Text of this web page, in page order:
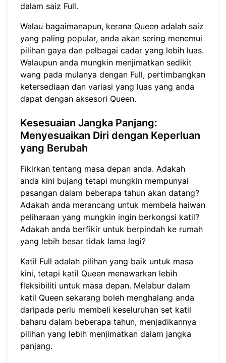
dalam saiz Full.
Walau bagaimanapun, kerana Queen adalah saiz
yang paling popular, anda akan sering menemui
pilihan gaya dan pelbagai cadar yang lebih luas.
Walaupun anda mungkin menjimatkan sedikit
wang pada mulanya dengan Full, pertimbangkan
ketersediaan dan variasi yang luas yang anda
dapat dengan aksesori Queen.
Kesesuaian Jangka Panjang:
Menyesuaikan Diri dengan Keperluan
yang Berubah
Fikirkan tentang masa depan anda. Adakah
anda kini bujang tetapi mungkin mempunyai
pasangan dalam beberapa tahun akan datang?
Adakah anda merancang untuk membela haiwan
peliharaan yang mungkin ingin berkongsi katil?
Adakah anda berfikir untuk berpindah ke rumah
yang lebih besar tidak lama lagi?
Katil Full adalah pilihan yang baik untuk masa
kini, tetapi katil Queen menawarkan lebih
fleksibiliti untuk masa depan. Melabur dalam
katil Queen sekarang boleh menghalang anda
daripada perlu membeli keseluruhan set katil
baharu dalam beberapa tahun, menjadikannya
pilihan yang lebih menjimatkan dalam jangka
panjang.